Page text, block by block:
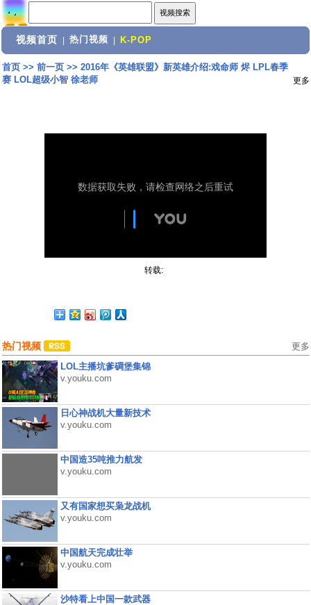
视频首页 热门视频 K-POP
首页>> 前一页>> 2016年《英雄联盟》新英雄介绍:戏命师 烬 LPL春季
赛 LOL超级小智 徐老师
更多
转载:
热门视频 更多
LOL主播坑爹碉堡集锦
v.youku.com
日心神战机大量新技术
v.youku.com
中国造35吨推力航发
v.youku.com
又有国家想买枭龙战机
v.youku.com
中国航天完成壮举
v.youku.com
沙特看上中国一款武器